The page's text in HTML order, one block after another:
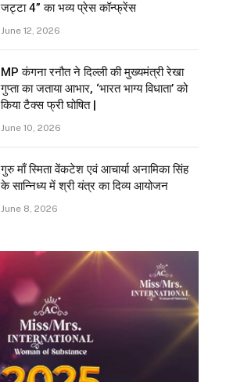
जट्टा 4” का भव्य प्रेस कॉन्फ्रेंस
June 12, 2026
MP कंगना रनौत ने दिल्ली की मुख्यमंत्री रेखा
गुप्ता का जताया आभार, ‘भारत भाग्य विधाता’ को
किया टैक्स फ्री घोषित |
June 10, 2026
गुरु माँ स्मिता वेंकटेश एवं आचार्या अनामिका सिंह
के सान्निध्य में श्री यंत्र का दिव्य आयोजन
June 8, 2026